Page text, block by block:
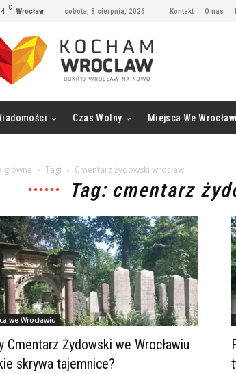
C Wrocław sobota, 8 sierpnia, 2026 Kontakt O nas
Czas Wolny Miejsca We
główna Tagi Cmentarz żydowski wrocław
Tag: cmentarz
we Wrocławiu
Cmentarz Żydowski we Wrocławiu
skrywa tajemnice?